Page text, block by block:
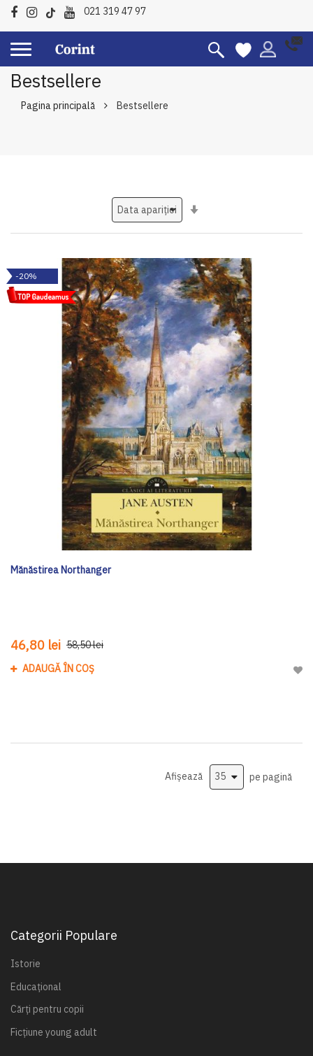
021 319 47 97
Bestsellere
Pagina principală Bestsellere
-20%
Mănăstirea Northanger
46,80 lei 58,50 lei
ADAUGĂ ÎN COȘ
Afișează pe pagină
Categorii Populare
Istorie
Educațional
Cărți pentru copii
Ficțiune young adult